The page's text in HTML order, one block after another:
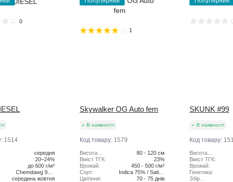
0
1514
середня
20–24%
до 600 г/м²
Chemdawg 91 x
Super Skunk
середина жовтня
1
Skywalker OG Auto fem
В наявності
Код товару: 1579
Висота
рослини:
80 - 120 см
Вміст ТГК:
23%
Врожай:
450 - 500 г/м²
Сорт:
Indica 75% / Sativa
25%
Цвітіння: 70 - 75 днів
SKUNK #99
В наявності
Код товару:
Висота
рослини:
Вміст ТГК:
Врожай:
Генетика:
Збір